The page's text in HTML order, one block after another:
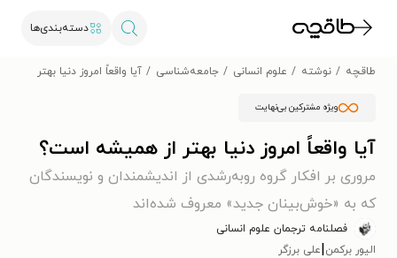
دسته‌بندی‌ها
طاقچه نوشته علوم انسانی جامعه‌شناسی آیا واقعاً امروز دنیا بهتر از
ویژه مشترکین بی‌نهایت
آیا واقعاً امروز دنیا بهتر از همیشه است؟
مروری بر افکار گروه روبه‌رشدی از اندیشمندان و نویسندگان
که به «خوش‌بینان جدید» معروف شده‌اند
فصلنامه ترجمان علوم انسانی
الیور برکمن علی برزگر